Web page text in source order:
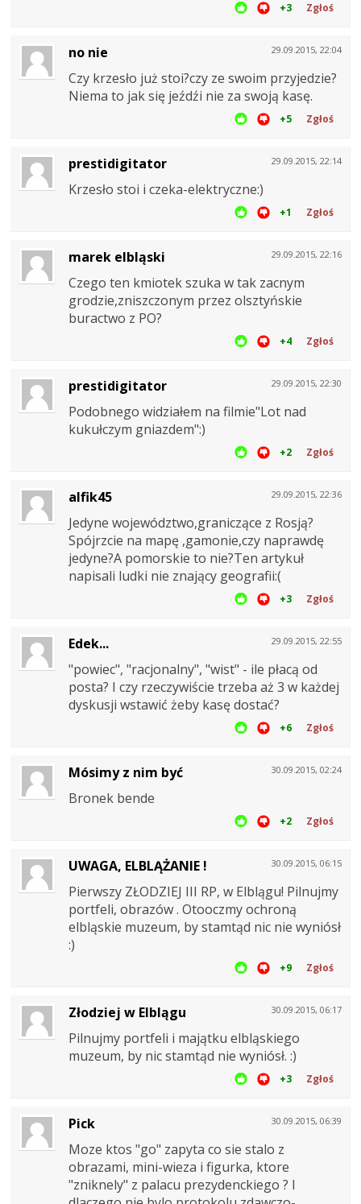
+3 Zgłoś
29.09.2015, 22:04
no nie
Czy krzesło już stoi?czy ze swoim przyjedzie?
Niema to jak się jeźdźi nie za swoją kasę.
+5 Zgłoś
29.09.2015, 22:14
prestidigitator
Krzesło stoi i czeka-elektryczne:)
+1 Zgłoś
29.09.2015, 22:16
marek elbląski
Czego ten kmiotek szuka w tak zacnym
grodzie,zniszczonym przez olsztyńskie
buractwo z PO?
+4 Zgłoś
29.09.2015, 22:30
prestidigitator
Podobnego widziałem na filmie"Lot nad
kukułczym gniazdem":)
+2 Zgłoś
29.09.2015, 22:36
alfik45
Jedyne województwo,graniczące z Rosją?
Spójrzcie na mapę ,gamonie,czy naprawdę
jedyne?A pomorskie to nie?Ten artykuł
napisali ludki nie znający geografii:(
+3 Zgłoś
29.09.2015, 22:55
Edek...
"powiec", "racjonalny", "wist" - ile płacą od
posta? I czy rzeczywiście trzeba aż 3 w każdej
dyskusji wstawić żeby kasę dostać?
+6 Zgłoś
30.09.2015, 02:24
Mósimy z nim być
Bronek bende
+2 Zgłoś
30.09.2015, 06:15
UWAGA, ELBLĄŻANIE !
Pierwszy ZŁODZIEJ III RP, w Elblągu! Pilnujmy
portfeli, obrazów . Otooczmy ochroną
elbląskie muzeum, by stamtąd nic nie wyniósł
:)
+9 Zgłoś
30.09.2015, 06:17
Złodziej w Elblągu
Pilnujmy portfeli i majątku elbląskiego
muzeum, by nic stamtąd nie wyniósł. :)
+3 Zgłoś
30.09.2015, 06:39
Pick
Moze ktos "go" zapyta co sie stalo z
obrazami, mini-wieza i figurka, ktore
"zniknely" z palacu prezydenckiego ? I